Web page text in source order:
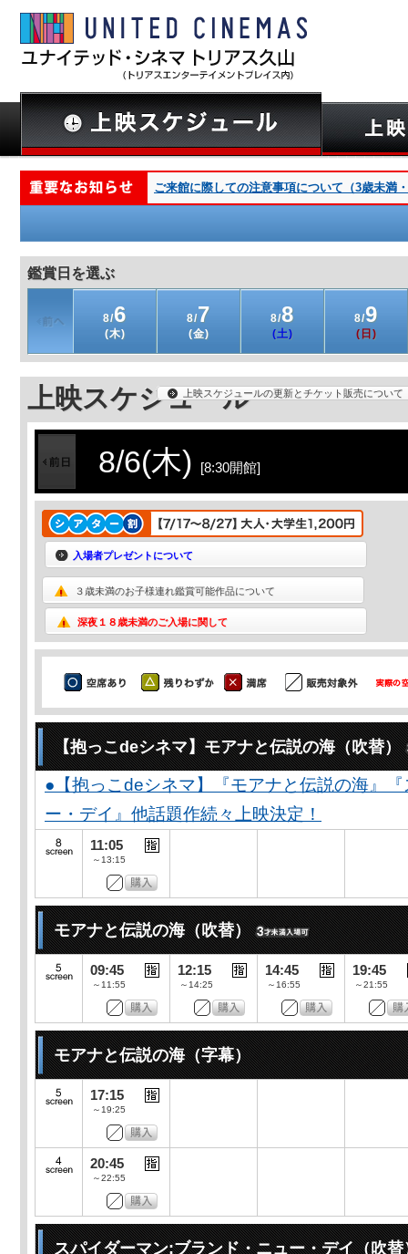
ご来館に際しての注意事項について（3歳未満
鑑賞日を選ぶ
8/6
(木)
8/7
(金)
8/8
(土)
8/9
(日)
上映スケジュール上映スケジュールの更新とチケット販売について
8/6(木) [8:30開館]
入場者プレゼントについて
３歳未満のお子様連れ鑑賞可能作品について
深夜１８歳未満のご入場に関して
【抱っこdeシネマ】モアナと伝説の海（吹替）
●【抱っこdeシネマ】『モアナと伝説の海』
ー・デイ』他話題作続々上映決定！
11:05
～13:15
モアナと伝説の海（吹替）
09:45
～11:55
12:15
～14:25
14:45
～16:55
19:45
～21:55
モアナと伝説の海（字幕）
17:15
～19:25
20:45
～22:55
スパイダーマン:ブランド・ニュー・デイ（吹替